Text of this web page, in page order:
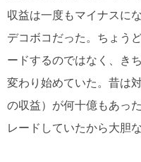
収益は一度もマイナスに
デコボコだった。ちょう
ードするのではなく、き
変わり始めていた。昔は
の収益）が何十億もあっ
レードしていたから大胆